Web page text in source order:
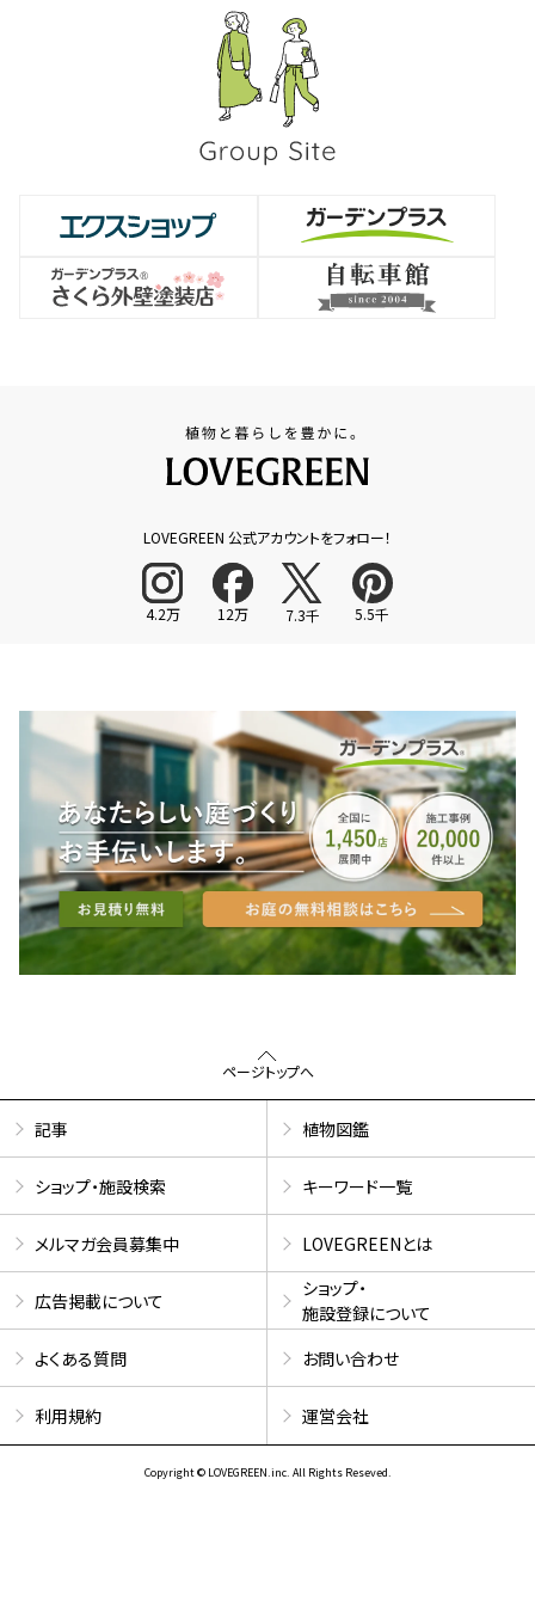
LOVEGREEN 公式アカウントをフォロー！
4.2万 12万 7.3千 5.5千
ページトップへ
記事 植物図鑑
ショップ・施設検索 キーワード一覧
メルマガ会員募集中 LOVEGREENとは
広告掲載について
ショップ・
施設登録について
よくある質問
お問い合わせ
利用規約 運営会社
Copyright © LOVEGREEN.inc. All Rights Reseved.